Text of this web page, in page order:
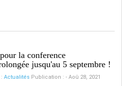
la conference
jusqu'au 5 septembre !
Actualités Publication : - Aoû 28, 2021